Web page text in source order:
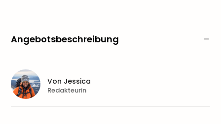
Angebotsbeschreibung
Von Jessica
Redakteurin